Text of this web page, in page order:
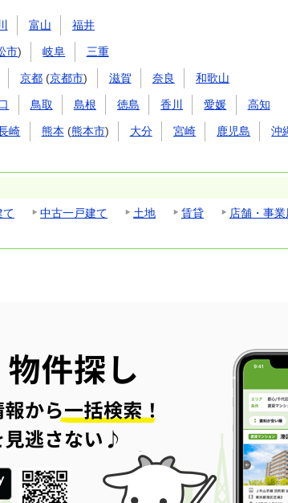
富山 福井
市) 岐阜 三重
京都 (京都市) 滋賀 奈良 和歌山
鳥取 島根 徳島 香川 愛媛 高知
崎 熊本 (熊本市) 大分 宮崎 鹿児島 沖
て 中古一戸建て 土地 賃貸
店舗・事業